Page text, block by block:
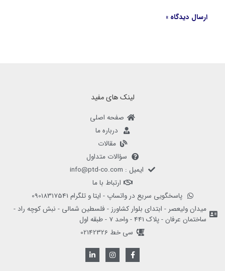
لینک های مفید
صفحه اصلی
درباره ما
مقالات
سؤالات متداول
ایمیل : info@ptd-co.com
ارتباط با ما
پاسخگویی سریع در واتساپ - ایتا و تلگرام 09018317541
میدان ولیعصر - ابتدای بلوار کشاورز - فلسطین شمالی - نبش کوچه راد -
ساختمان عرفان - پلاک 441 - واحد 7 - طبقه اول
سی خط 02142326
F
a
c
I
n
s
L
i
n